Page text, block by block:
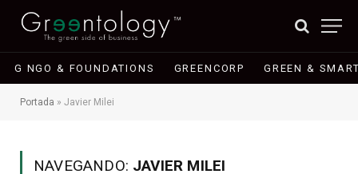
G NGO & FOUNDATIONS GREENCORP GREEN &
Portada » Javier Milei
NAVEGANDO: JAVIER MILEI